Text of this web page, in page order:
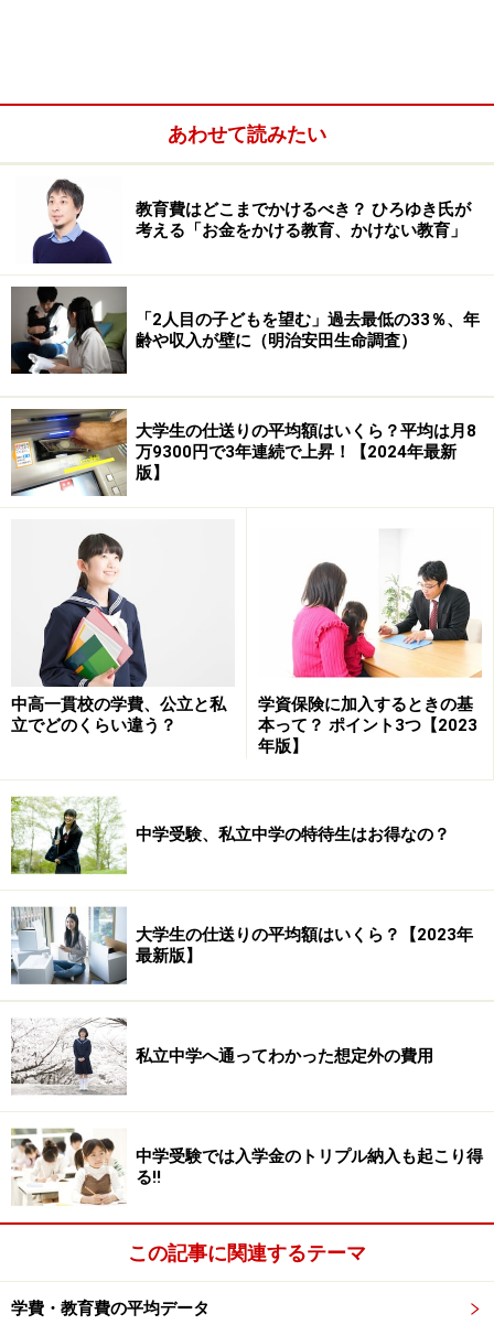
日頃の相談業務でも子どもがいるほとんどの親が、「大
学には行かせる予定なので、学費を貯めたいです」と話
し、高校3年または大学入学の時期にお金が受け取れる
学資（こども）保険などを活用して大学費用を準備して
このように、大学入学以降の学費については事前に準備
している人が多いのですが、その前には塾や予備校の費
用がかかることも。一体いくらくらいかかるのでしょう
大学受験の塾・予備校はそもそも必要な
の？
そもそも大学に行くために、塾や予備校は欠かせないの
でしょうか。
こればかりは子どもの学力や性格、そして高校の授業内
容、目指す志望校などによって異なるかと思います。通
っている高校で受験対策カリキュラムが綿密に組まれて
おり、しっかりと内容についていけているのであれば、
塾は必要ないかもしれません。
逆に、高校では対策授業が少なく、志望校合格に不安が
残っている、また、学校の授業についていくことが難し
い場合などは、塾や予備校に通って不安を除去していく
ことになるのでしょう。
文部科学省の「子供の学習費調査（平成30年度）」によ
ると、高校生の通塾率は公立高校で37.8％、私立高校で
38.2％（※）とあり、3人に1人は塾や予備校に通ってい
象に入っているので、実際に大学受験をする人の通塾率
はもう少し高いと考えられます。
あわせて読みたい
教育費はどこまでかけるべき？ ひろゆき氏が
考える「お金をかける教育、かけない教育」
「2人目の子どもを望む」過去最低の33％、年
齢や収入が壁に（明治安田生命調査）
大学生の仕送りの平均額はいくら？平均は月8
万9300円で3年連続で上昇！【2024年最新
版】
中高一貫校の学費、公立と私
立でどのくらい違う？
学資保険に加入するときの基
本って？ ポイント3つ【2023
年版】
中学受験、私立中学の特待生はお得なの？
大学生の仕送りの平均額はいくら？【2023年
最新版】
私立中学へ通ってわかった想定外の費用
中学受験では入学金のトリプル納入も起こり得
る!!
この記事に関連するテーマ
学費・教育費の平均データ